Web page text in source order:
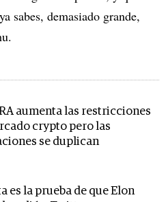
sabes, demasiado grande,
aumenta las restricciones
crypto pero las
se duplican
es la prueba de que Elon